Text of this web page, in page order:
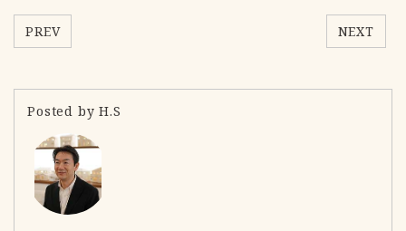
PREV NEXT
Posted by H.S